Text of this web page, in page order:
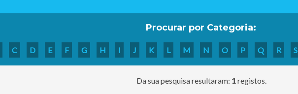
Procurar por Categoria:
C D E F G H I J K L M N O P Q R S
Da sua pesquisa resultaram: 1 registos.